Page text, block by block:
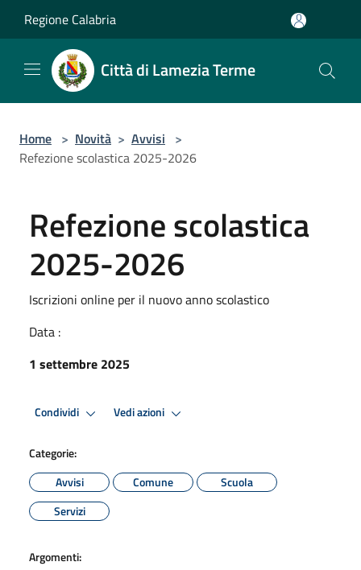
Regione Calabria
Città di Lamezia Terme
Home > Novità > Avvisi >
Refezione scolastica 2025-2026
Refezione scolastica
2025-2026
Iscrizioni online per il nuovo anno scolastico
Data :
1 settembre 2025
Condividi Vedi azioni
Categorie:
Avvisi
Comune
Scuola
Servizi
Argomenti: